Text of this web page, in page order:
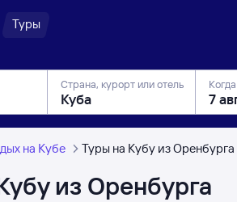
Туры
Страна, курорт или отель Когда
на Кубе Туры на Кубу из Оренбурга
из Оренбурга